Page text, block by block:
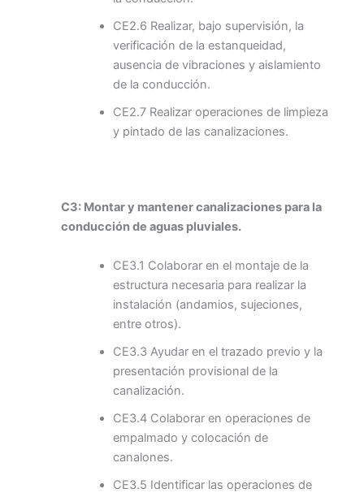
CE2.6 Realizar, bajo supervisión, la
verificación de la estanqueidad,
ausencia de vibraciones y aislamiento
de la conducción.
CE2.7 Realizar operaciones de limpieza
y pintado de las canalizaciones.
C3: Montar y mantener canalizaciones para la
conducción de aguas pluviales.
CE3.1 Colaborar en el montaje de la
estructura necesaria para realizar la
instalación (andamios, sujeciones,
entre otros).
CE3.3 Ayudar en el trazado previo y la
presentación provisional de la
canalización.
CE3.4 Colaborar en operaciones de
empalmado y colocación de
canalones.
CE3.5 Identificar las operaciones de